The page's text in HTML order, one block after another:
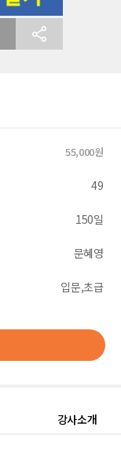
55,000원
49
150일
문혜영
입문,초급
강사소개